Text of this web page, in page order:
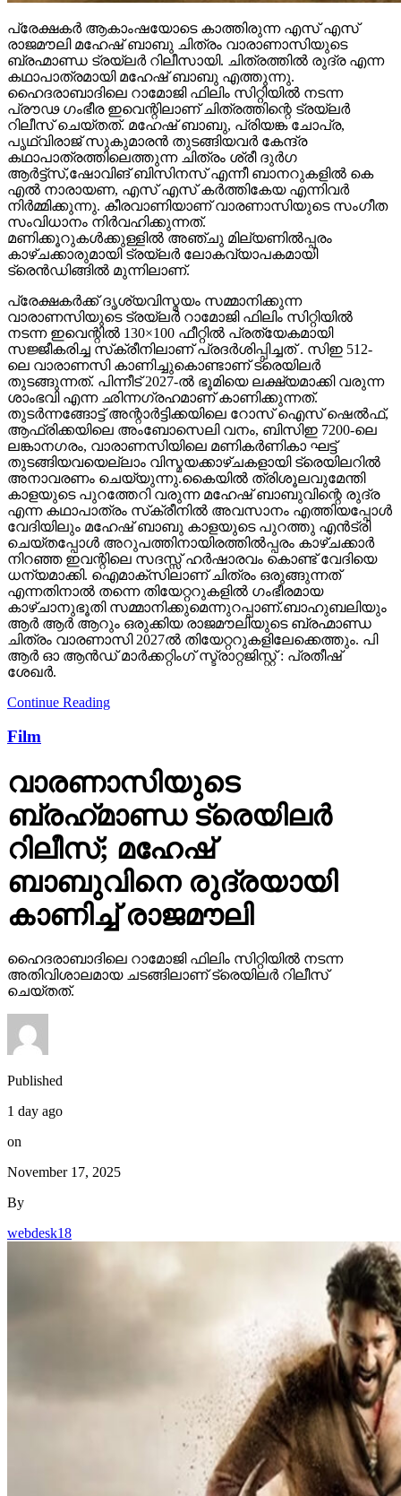
പ്രേക്ഷകർ ആകാംഷയോടെ കാത്തിരുന്ന എസ് എസ്
രാജമൗലി മഹേഷ് ബാബു ചിത്രം വാരാണാസിയുടെ
ബ്രഹ്മാണ്ഡ ട്രയ്ലർ റിലീസായി. ചിത്രത്തിൽ രുദ്ര എന്ന
കഥാപാത്രമായി മഹേഷ് ബാബു എത്തുന്നു.
ഹൈദരാബാദിലെ റാമോജി ഫിലിം സിറ്റിയിൽ നടന്ന
പ്രൗഢ ഗംഭീര ഇവെന്റിലാണ് ചിത്രത്തിന്റെ ട്രയ്ലർ
റിലീസ് ചെയ്തത്. മഹേഷ് ബാബു, പ്രിയങ്ക ചോപ്ര,
പൃഥ്വിരാജ് സുകുമാരൻ തുടങ്ങിയവർ കേന്ദ്ര
കഥാപാത്രത്തിലെത്തുന്ന ചിത്രം ശ്രീ ദുർഗ
ആർട്ട്സ്,ഷോവിങ് ബിസിനസ് എന്നീ ബാനറുകളിൽ കെ
എൽ നാരായണ, എസ് എസ് കർത്തികേയ എന്നിവർ
നിർമ്മിക്കുന്നു. കീരവാണിയാണ് വാരണാസിയുടെ സംഗീത
സംവിധാനം നിർവഹിക്കുന്നത്.
മണിക്കൂറുകൾക്കുള്ളിൽ അഞ്ചു മില്യണിൽപ്പരം
കാഴ്ചക്കാരുമായി ട്രയ്ലർ ലോകവ്യാപകമായി
ട്രെൻഡിങ്ങിൽ മുന്നിലാണ്.
പ്രേക്ഷകർക്ക് ദൃശ്യവിസ്മയം സമ്മാനിക്കുന്ന
വാരാണസിയുടെ ട്രയ്ലർ റാമോജി ഫിലിം സിറ്റിയിൽ
നടന്ന ഇവെന്റിൽ 130×100 ഫീറ്റിൽ പ്രത്യേകമായി
സജ്ജീകരിച്ച സ്‌ക്രീനിലാണ് പ്രദർശിപ്പിച്ചത് . സിഇ 512-
ലെ വാരാണസി കാണിച്ചുകൊണ്ടാണ് ട്രെയിലര്‍
തുടങ്ങുന്നത്. പിന്നീട് 2027-ല്‍ ഭൂമിയെ ലക്ഷ്യമാക്കി വരുന്ന
ശാംഭവി എന്ന ഛിന്നഗ്രഹമാണ് കാണിക്കുന്നത്.
തുടര്‍ന്നങ്ങോട്ട് അന്റാര്‍ട്ടിക്കയിലെ റോസ് ഐസ് ഷെല്‍ഫ്,
ആഫ്രിക്കയിലെ അംബോസെലി വനം, ബിസിഇ 7200-ലെ
ലങ്കാനഗരം, വാരാണസിയിലെ മണികര്‍ണികാ ഘട്ട്
തുടങ്ങിയവയെല്ലാം വിസ്മയക്കാഴ്ചകളായി ട്രെയിലറില്‍
അനാവരണം ചെയ്യുന്നു.കൈയില്‍ ത്രിശൂലവുമേന്തി
കാളയുടെ പുറത്തേറി വരുന്ന മഹേഷ് ബാബുവിന്റെ രുദ്ര
എന്ന കഥാപാത്രം സ്‌ക്രീനിൽ അവസാനം എത്തിയപ്പോൾ
വേദിയിലും മഹേഷ് ബാബു കാളയുടെ പുറത്തു എൻട്രി
ചെയ്തപ്പോൾ അറുപത്തിനായിരത്തിൽപ്പരം കാഴ്ചക്കാർ
നിറഞ്ഞ ഇവന്റിലെ സദസ്സ് ഹർഷാരവം കൊണ്ട് വേദിയെ
ധന്യമാക്കി. ഐമാക്‌സിലാണ് ചിത്രം ഒരുങ്ങുന്നത്
എന്നതിനാല്‍ തന്നെ തിയേറ്ററുകളില്‍ ഗംഭീരമായ
കാഴ്ചാനുഭൂതി സമ്മാനിക്കുമെന്നുറപ്പാണ്.ബാഹുബലിയും
ആർ ആർ ആറും ഒരുക്കിയ രാജമൗലിയുടെ ബ്രഹ്മാണ്ഡ
ചിത്രം വാരണാസി 2027ൽ തിയേറ്ററുകളിലേക്കെത്തും. പി
ആർ ഓ ആൻഡ് മാർക്കറ്റിംഗ് സ്ട്രാറ്റജിസ്റ്റ് : പ്രതീഷ്
ശേഖർ.
Continue Reading
Film
വാരണാസിയുടെ
ബ്രഹ്‌മാണ്ഡ ട്രെയിലര്‍
റിലീസ്; മഹേഷ്
ബാബുവിനെ രുദ്രയായി
കാണിച്ച് രാജമൗലി
ഹൈദരാബാദിലെ റാമോജി ഫിലിം സിറ്റിയില്‍ നടന്ന
അതിവിശാലമായ ചടങ്ങിലാണ് ട്രെയിലര്‍ റിലീസ്
ചെയ്തത്.
Published
1 day ago
on
November 17, 2025
By
webdesk18